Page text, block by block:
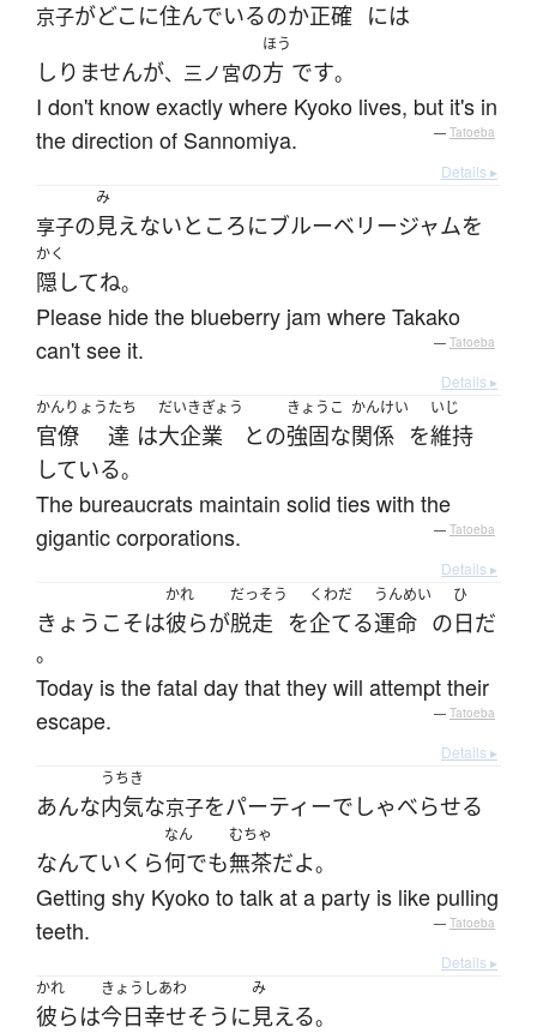
京子がどこ に住んでいるのか正確 には
しりませんが、三ノ宮の
ほう
方 です。
I don't know exactly where Kyoko lives, but it's in
the direction of Sannomiya.
— Tatoeba
Details ▸
享子の
み
見えないところにブルーベリージャムを
かく
隠してね。
Please hide the blueberry jam where Takako
can't see it.
— Tatoeba
Details ▸
かんりょう
官僚
たち
達 は
だいきぎょう
大企業 との
きょうこ
強固な
かんけい
関係 を
いじ
維持
している。
The bureaucrats maintain solid ties with the
gigantic corporations.
— Tatoeba
Details ▸
きょう こそは
かれ
彼らが
だっそう
脱走 を
くわだ
企てる
うんめい
運命 の
ひ
日だ
。
Today is the fatal day that they will attempt their
escape.
— Tatoeba
Details ▸
あんな
うちき
内気な京子をパーティーで しゃべらせる
なんていくら
なん
何でも
むちゃ
無茶だよ。
Getting shy Kyoko to talk at a party is like pulling
teeth.
— Tatoeba
Details ▸
かれ
彼らは
きょう
今日
しあわ
幸せそう に
み
見える。